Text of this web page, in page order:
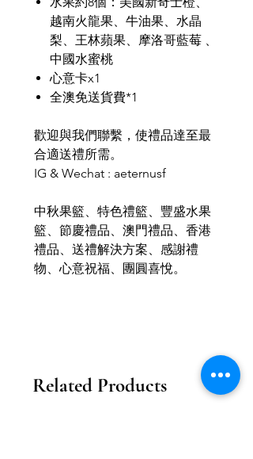
越南火龍果、牛油果、水晶
梨、王林蘋果、摩洛哥藍莓 、
中國水蜜桃
心意卡x1
全澳免送貨費*1
歡迎與我們聯繫，使禮品達至最
合適送禮所需。
IG & Wechat : aeternusf
中秋果籃、特色禮籃、豐盛水果
籃、節慶禮品、澳門禮品、香港
禮品、送禮解決方案、感謝禮
物、心意祝福、團圓喜悅。
Related Products